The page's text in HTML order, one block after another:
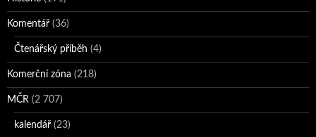
Komentář (36)
Čtenářský příběh (4)
Komerční zóna (218)
MČR (2 707)
kalendář (23)